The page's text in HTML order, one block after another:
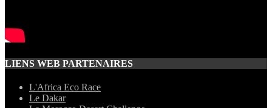
LIENS WEB PARTENAIRES
L'Africa Eco Race
Le Dakar